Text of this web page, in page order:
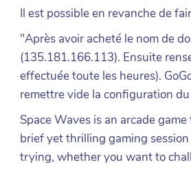
Il est possible en revanche de
"Après avoir acheté le nom de
(135.181.166.113). Ensuite
effectuée toute les heures).
remettre vide la configuration
Space Waves is an arcade
brief yet thrilling gaming
trying, whether you want to